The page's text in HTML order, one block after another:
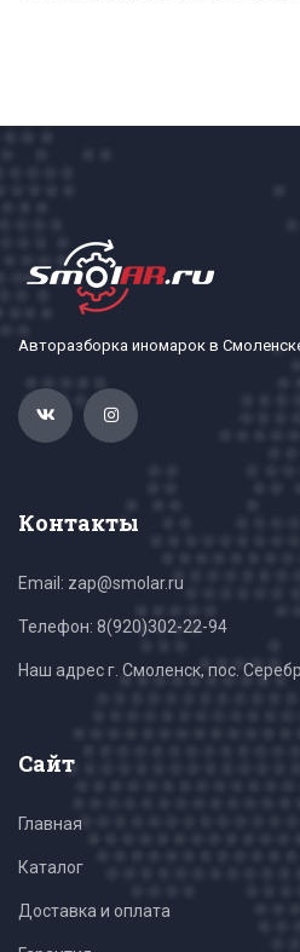
Авторазборка иномарок в
Контакты
Email: zap@smolar.ru
Телефон: 8(920)302-22-94
Наш адрес г. Смоленск, пос.
Сайт
Главная
Каталог
Доставка и оплата